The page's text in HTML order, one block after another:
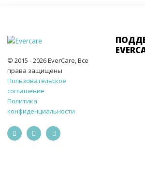
© 2015 - 2026 EverCare, Все
права защищены
Пользовательское
соглашение
Политика
конфиденциальности